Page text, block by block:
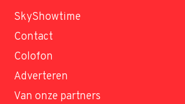
SkyShowtime
Contact
Colofon
Adverteren
Van onze partners